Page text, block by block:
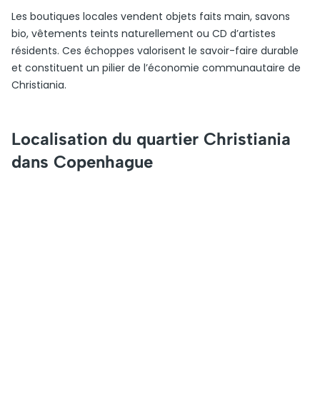
Les boutiques locales vendent objets faits main, savons
bio, vêtements teints naturellement ou CD d’artistes
résidents. Ces échoppes valorisent le savoir-faire durable
et constituent un pilier de l’économie communautaire de
Christiania.
Localisation du quartier Christiania
dans Copenhague